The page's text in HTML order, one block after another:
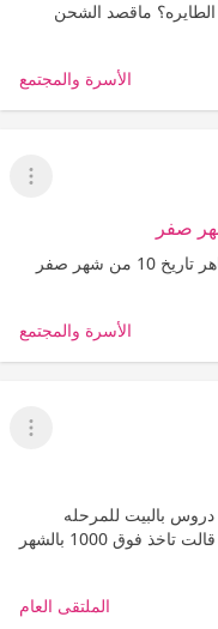
الطايره؟ ماقصد الشحن
الأسرة والمجتمع
عرض
صفر
الله يسعدكم فيه اجازه لطلاب المدارس الظاهر تاريخ 10 من شهر صفر
الأسرة والمجتمع
عرض
بالبيت للمرحله
الابتدائيه؟ تاخذ بالشهر او الترم؟ فيه مدرسه قالت تاخذ فوق 1000 بالشهر
الملتقى العام